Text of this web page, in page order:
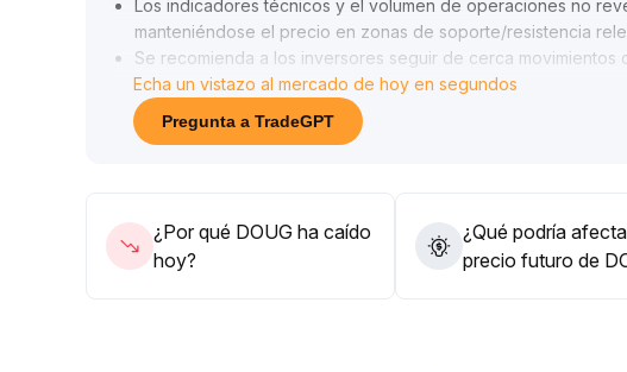
Los indicadores técnicos y el volumen de operaciones no
manteniéndose el precio en zonas de soporte/resistencia
Se recomienda a los inversores seguir de cerca
precio; si logra superar y consolidarse en el área clave (por
83-0
89 USDT), podría establecerse una tendencia alcista de
Echa un vistazo al mercado de hoy en segundos
Pregunta a TradeGPT
¿Por qué DOUG ha caído
hoy?
¿Qué podría
precio futuro de